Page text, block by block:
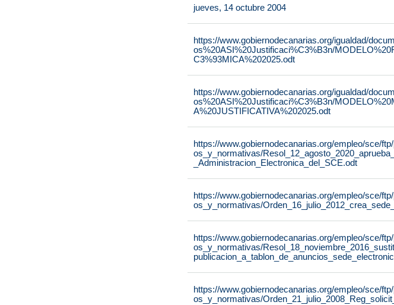
jueves, 14 octubre 2004
https://www.gobiernodecanarias.org/igualdad/
os%20ASI%20Justificaci%C3%B3n/
C3%93MICA%202025.odt
https://www.gobiernodecanarias.org/igualdad/
os%20ASI%20Justificaci%C3%B3n/
A%20JUSTIFICATIVA%202025.odt
https://www.gobiernodecanarias.org/empleo/sce/
os_y_normativas/
_Administracion_Electronica_del_SCE.odt
https://www.gobiernodecanarias.org/empleo/sce/
os_y_normativas/
https://www.gobiernodecanarias.org/empleo/sce/
os_y_normativas/
https://www.gobiernodecanarias.org/empleo/sce/
os_y_normativas/